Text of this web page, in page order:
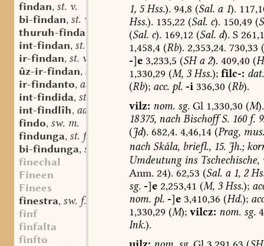
findan, st. v.
bi-findan, st. v.
thuruh-findan
int-findan, st. v.
ir-findan, st. v.
ûz-ir-findan, st. v.
ir-findanto, adv. part. prs.
int-findida, st. f.
int-findlîh, adj.
findo, sw. m.
findunga, st. f.
bi-findunga, st. f.
finechal
Fineen
Finees
finestra, sw. f.
finf
finfalta
finfto
1,5Hss.). 94,8 (Sal.a1).
Hss.). 135,22 (Sal.c). 150,49 (
(Sal.c). 169,12 (Sal.d). S
1,458,4(Rb). 2,353,24. 730,33 (
-]e3,233,5 (SHa2). 409,40 (
1,330,29 (M,3Hss.); filc-: dat.
(Rb); acc.pl. -i336,30 (Rb).
vilz: nom.sg.Gl1,330,30 (M).
18 375,nach BischoffS.160f.
(Jd). 682,4. 4,46,14 (Prag,mus.
nachSkála,briefl.,15.Jh.;
UmdeutunginsTschechische,
Anm. 24). 62,53 (Sal.a1,2
sg. -]e2,253,41 (M,3Hss.);
nom.pl. -]e3,410,36 (Hd.);
1,330,29 (M); vilcz: nom.sg.
Ink.).